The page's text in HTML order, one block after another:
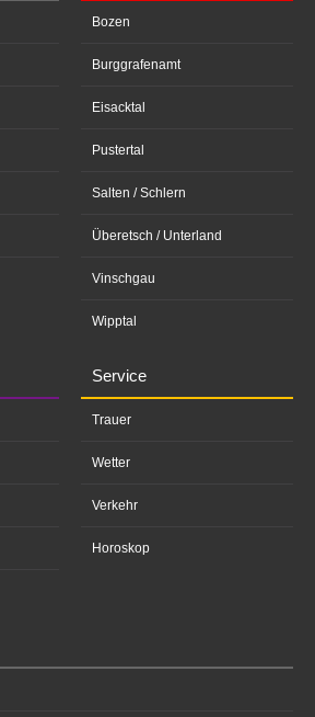
Bozen
Burggrafenamt
Eisacktal
Pustertal
Salten / Schlern
Überetsch / Unterland
Vinschgau
Wipptal
Service
Trauer
Wetter
Verkehr
Horoskop